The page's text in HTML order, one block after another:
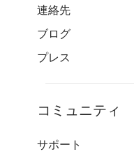
連絡先
ブログ
プレス
コミュニティ
サポート